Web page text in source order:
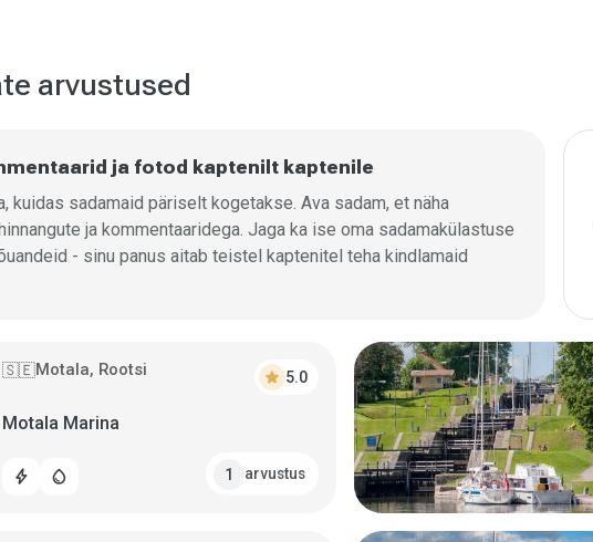
arvustused
ja fotod kaptenilt kaptenile
kuidas sadamaid päriselt kogetakse. Ava sadam, et näha
ja kommentaaridega. Jaga ka ise oma sadamakülastuse
- sinu panus aitab teistel kaptenitel teha kindlamaid
🇸🇪Motala, Rootsi star 5.0
Motala Marina
bolt water_drop 1 arvustus